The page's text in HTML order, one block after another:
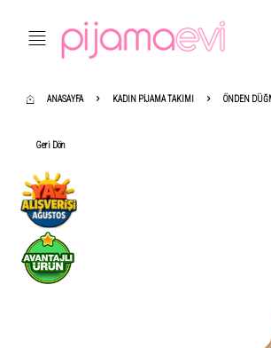
ANASAYFA KADIN PIJAMA TAKIMI ÖNDEN
Geri Dön